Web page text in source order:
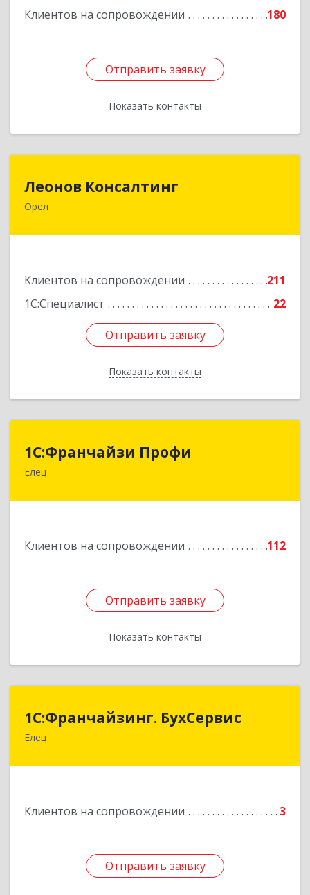
Клиентов на сопровождении 180
Отправить заявку
Показать контакты
Отправить заявку
Назад
Леонов Консалтинг
Орел
Клиентов на сопровождении
211
1С:Специалист
22
Отправить заявку
Показать контакты
302030, Орловская обл, Орловский р-н, Орел г,
Отправить заявку
Назад
1С:Франчайзи Профи
Елец
Клиентов на сопровождении 112
Отправить заявку
Показать контакты
1С:Франчайзи Профи
Отправить заявку
Назад
1С:Франчайзинг. БухСервис
Елец
Клиентов на сопровождении 3
Отправить заявку
1С:Франчайзинг. БухСервис
Отправить заявку